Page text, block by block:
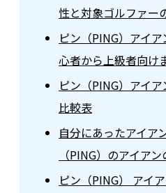
性と対象ゴルファー
ピン（PING）アイ
心者から上級者向け
ピン（PING）アイ
比較表
自分にあったアイア
（PING）のアイア
ピン（PING） アイ